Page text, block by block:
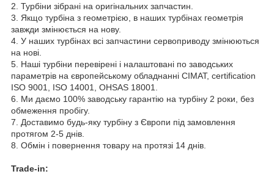
2. Турбіни зібрані на оригінальних запчастин.
3. Якщо турбіна з геометрією, в наших турбінах геометрія
завжди змінюється на нову.
4. У наших турбінах всі запчастини сервоприводу змінюються
на нові.
5. Наші турбіни перевірені і налаштовані по заводських
параметрів на європейському обладнанні CIMAT, certification
ISO 9001, ISO 14001, OHSAS 18001.
6. Ми даємо 100% заводську гарантію на турбіну 2 роки, без
обмеження пробігу.
7. Доставимо будь-яку турбіну з Європи під замовлення
протягом 2-5 днів.
8. Обмін і повернення товару на протязі 14 днів.
Trade-in: